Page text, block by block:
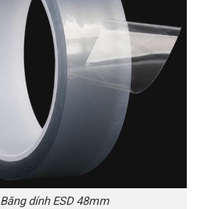
Băng dính ESD 48mm